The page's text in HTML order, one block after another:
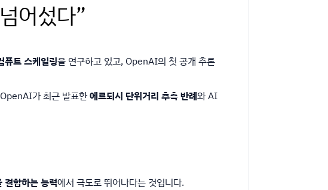
어섰다”
퓨트 스케일링을 연구하고 있고, OpenAI의 첫 공개 추론
가 최근 발표한에르되시 단위거리 추측 반례와 AI
결합하는 능력에서 극도로 뛰어나다는 것입니다.